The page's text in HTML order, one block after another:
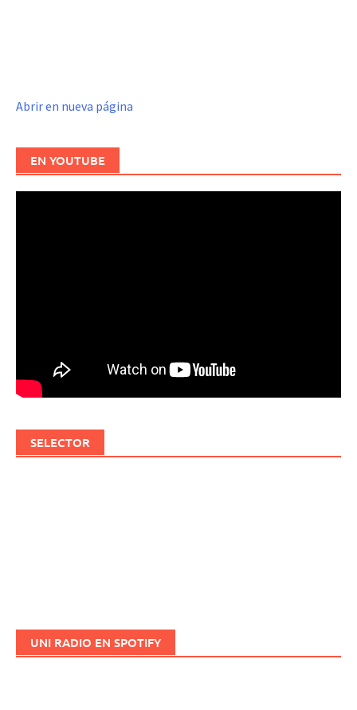
Abrir en nueva página
EN YOUTUBE
SELECTOR
UNI RADIO EN SPOTIFY